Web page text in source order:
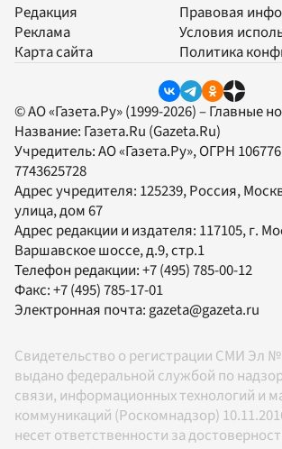
Редакция
Реклама
Карта сайта
Правовая
Условия
Политика
© АО «Газета.Ру» (1999-2026) – Главные
Название: Газета.Ru (Gazeta.Ru)
Учредитель:АО «Газета.Ру», ОГРН
7743625728
Адрес учредителя: 125239, Россия,
улица, дом 67
Адрес редакции и издателя: 117105, г.
Варшавское шоссе, д.9, стр.1
Телефон редакции:+7 (495) 785-00-12
Факс:+7 (495) 785-17-01
Электронная почта:gazeta@gazeta.ru
Свидетельство о регистрации СМИ Эл
выдано федеральной службой по
связи, информационных технологий и
коммуникаций (Роскомнадзор)
несет ответственности за